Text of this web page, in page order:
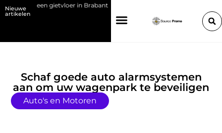
Nieuwe
artikelen
met een gietvloer in Brabant
Schaf goede auto alarmsystemen
aan om uw wagenpark te beveiligen
Auto's en Motoren